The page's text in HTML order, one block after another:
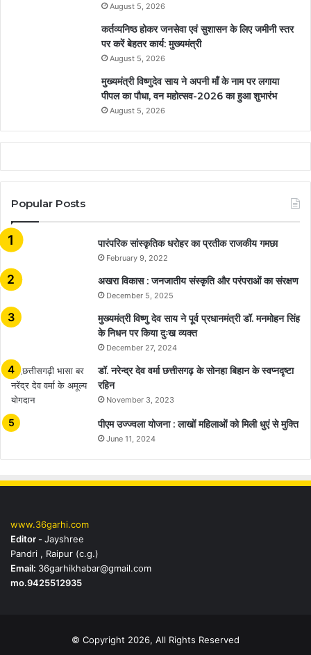
August 5, 2026
कर्तव्यनिष्ठ होकर जनसेवा एवं सुशासन के लिए जमीनी स्तर
पर करें बेहतर कार्य: मुख्यमंत्री
August 5, 2026
मुख्यमंत्री विष्णुदेव साय ने अपनी माँ के नाम पर लगाया
पीपल का पौधा, वन महोत्सव-2026 का हुआ शुभारंभ
August 5, 2026
Popular Posts
​​​​​​​पारंपरिक सांस्कृतिक धरोहर का प्रतीक राजकीय गमछा
February 9, 2022
अखरा विकास : जनजातीय संस्कृति और परंपराओं का संरक्षण
December 5, 2025
मुख्यमंत्री विष्णु देव साय ने पूर्व प्रधानमंत्री डॉ. मनमोहन सिंह
के निधन पर किया दुःख व्यक्त
December 27, 2024
डॉ. नरेन्द्र देव वर्मा छत्तीसगढ़ के सोनहा बिहान के स्वप्नदृष्टा
रहिन
November 3, 2023
पीएम उज्ज्वला योजना : लाखों महिलाओं को मिली धुएं से मुक्ति
June 11, 2024
www.36garhi.com
Editor -Jayshree
Pandri , Raipur (c.g.)
Email: 36garhikhabar@gmail.com
mo.9425512935
© Copyright 2026, All Rights Reserved